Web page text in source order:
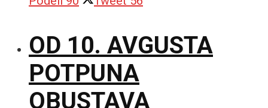
OD 10. AVGUSTA
POTPUNA
OBUSTAVA